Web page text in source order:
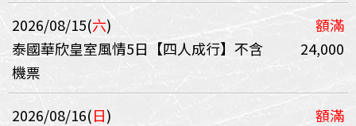
2026/08/15(六)
額滿
泰國華欣皇室風情5日【四人成行】不含
機票
24,000
2026/08/16(日)
額滿